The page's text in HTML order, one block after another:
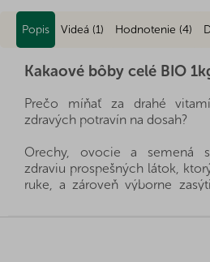
Popis Videá (1) Hodnotenie (4)
Kakaové bôby celé BIO
Prečo míňať za drahé
zdravých potravín na dosah?
Orechy, ovocie a semená
zdraviu prospešných látok,
ruke, a zároveň výborne
šetrne voči prírode aj nášmu